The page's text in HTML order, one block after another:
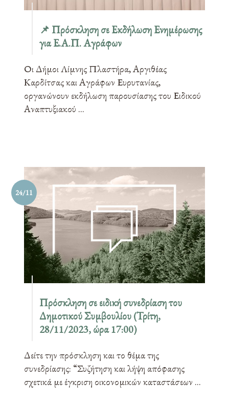
📌 Πρόσκληση σε Εκδήλωση Ενημέρωσης
για Ε.Α.Π. Αγράφων
Οι Δήμοι Λίμνης Πλαστήρα, Αργιθέας
Καρδίτσας και Αγράφων Ευρυτανίας,
οργανώνουν εκδήλωση παρουσίασης του Ειδικού
Αναπτυξιακού ...
24/11
Πρόσκληση σε ειδική συνεδρίαση του
Δημοτικού Συμβουλίου (Τρίτη,
28/11/2023, ώρα 17:00)
Δείτε την πρόσκληση και το θέμα της
συνεδρίασης: “Συζήτηση και λήψη απόφασης
σχετικά με έγκριση οικονομικών καταστάσεων ...